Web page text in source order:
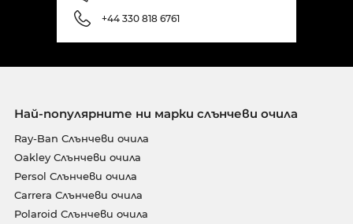
+44 330 818 6761
Най-популярните ни марки слънчеви очила
Ray-Ban Слънчеви очила
Oakley Слънчеви очила
Persol Слънчеви очила
Carrera Слънчеви очила
Polaroid Слънчеви очила